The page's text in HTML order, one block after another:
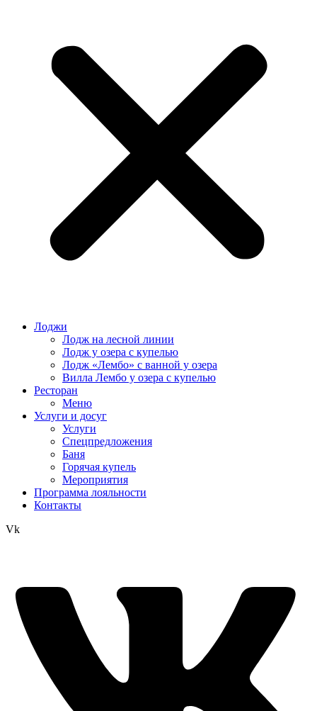
Лоджи
Лодж на лесной линии
Лодж у озера с купелью
Лодж «Лембо» с ванной у озера
Вилла Лембо у озера с купелью
Ресторан
Меню
Услуги и досуг
Услуги
Спецпредложения
Баня
Горячая купель
Мероприятия
Программа лояльности
Контакты
Vk